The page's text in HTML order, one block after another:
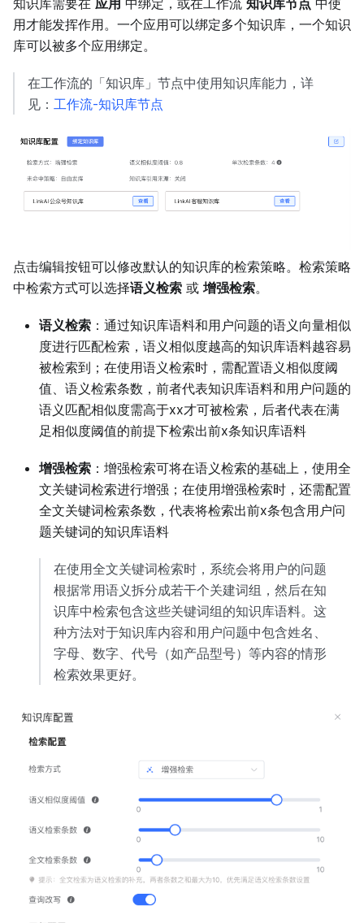
用才能发挥作用。一个应用可以绑定多个知识库，一个知识
库可以被多个应用绑定。
在工作流的「知识库」节点中使用知识库能力，详
见： 工作流-知识库节点
点击编辑按钮可以修改默认的知识库的检索策略。检索策略
中检索方式可以选择语义检索 或 增强检索。
语义检索 ：通过知识库语料和用户问题的语义向量相似
度进行匹配检索，语义相似度越高的知识库语料越容易
被检索到；在使用语义检索时，需配置语义相似度阈
值、语义检索条数，前者代表知识库语料和用户问题的
语义匹配相似度需高于xx才可被检索，后者代表在满
足相似度阈值的前提下检索出前x条知识库语料
增强检索 ：增强检索可将在语义检索的基础上，使用全
文关键词检索进行增强；在使用增强检索时，还需配置
全文关键词检索条数，代表将检索出前x条包含用户问
题关键词的知识库语料
在使用全文关键词检索时，系统会将用户的问题
根据常用语义拆分成若干个关建词组，然后在知
识库中检索包含这些关键词组的知识库语料。这
种方法对于知识库内容和用户问题中包含姓名、
字母、数字、代号（如产品型号）等内容的情形
检索效果更好。